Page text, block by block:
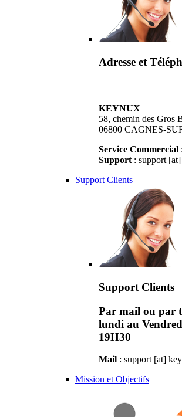
Adresse et
KEYNUX
58, chemin des Gros
06800 CAGNES-
Service Commercial
Support : support
Support Clients
Support Clients
Par mail ou par
lundi au
19H30
Mail : support [at]
Mission et Objectifs